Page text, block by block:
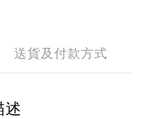
送貨及付款方式
述